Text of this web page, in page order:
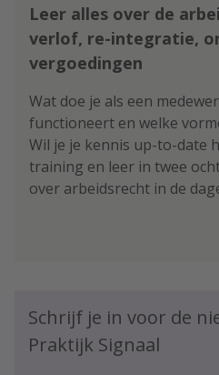
Leer alles over de
verlof, re-integratie,
vergoedingen
Wat doe je als een
functioneert en welke
Wil je je kennis up-to-date
training en leer in twee
over arbeidsrecht in de
Schrijf je in voor de
Praktijk Signaal